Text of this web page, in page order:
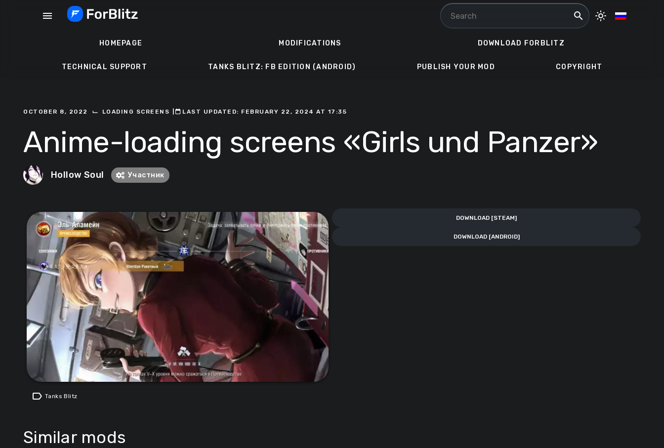
menu search light_mode
HOMEPAGE MODIFICATIONS DOWNLOAD FORBLITZ
TECHNICAL SUPPORT TANKS BLITZ: FB EDITION (ANDROID) PUBLISH YOUR MOD COPYRIGHT
OCTOBER 8, 2022 ⌙ LOADING SCREENS ㅤLAST UPDATED: FEBRUARY 22, 2024 AT 17:35
Anime-loading screens «Girls und Panzer»
Hollow Soul Участник
DOWNLOAD [STEAM]
DOWNLOAD [ANDROID]
label Tanks Blitz
Similar mods